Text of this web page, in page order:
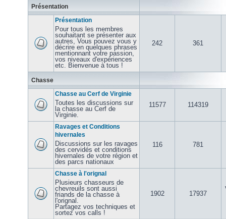
Présentation
Présentation
Pour tous les membres
souhaitant se présenter aux
autres, Vous pouvez vous y
décrire en quelques phrases
mentionnant votre passion,
vos niveaux d'expériences
etc. Bienvenue à tous !
242 361
Chasse
Chasse au Cerf de Virginie
Toutes les discussions sur
la chasse au Cerf de
Virginie.
11577 114319
Ravages et Conditions
hivernales
Discussions sur les ravages
des cervidés et conditions
hivernales de votre région et
des parcs nationaux
116 781
Chasse à l'orignal
Plusieurs chasseurs de
chevreuils sont aussi
friands de la chasse à
l'orignal.
Partagez vos techniques et
sortez vos calls !
1902 17937